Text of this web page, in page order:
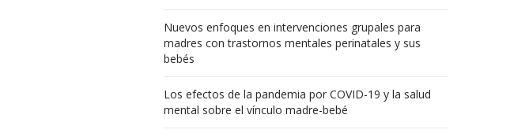
Nuevos enfoques en intervenciones grupales para
madres con trastornos mentales perinatales y sus
bebés
Los efectos de la pandemia por COVID-19 y la salud
mental sobre el vínculo madre-bebé